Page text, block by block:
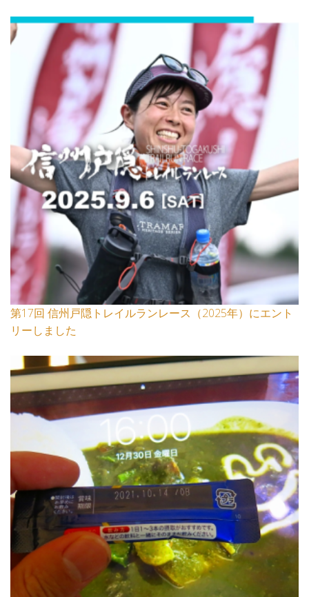
第17回 信州戸隠トレイルランレース（2025年）にエント
リーしました